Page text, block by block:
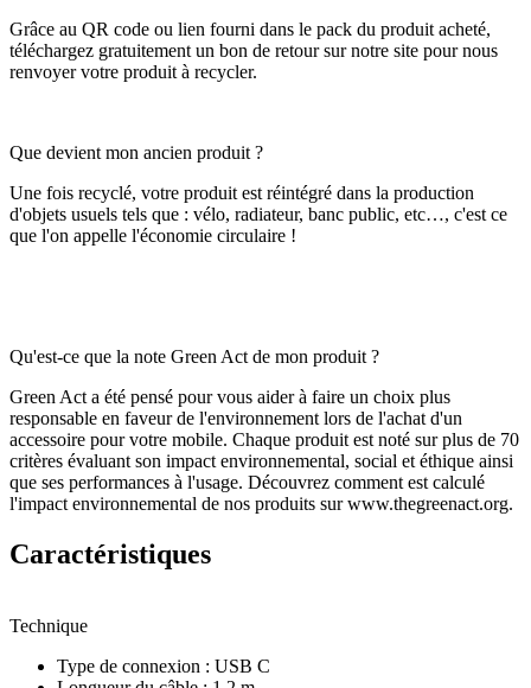
Grâce au QR code ou lien fourni dans le pack du produit acheté,
téléchargez gratuitement un bon de retour sur notre site pour nous
renvoyer votre produit à recycler.
Que devient mon ancien produit ?
Une fois recyclé, votre produit est réintégré dans la production
d'objets usuels tels que : vélo, radiateur, banc public, etc…, c'est ce
que l'on appelle l'économie circulaire !
Qu'est-ce que la note Green Act de mon produit ?
Green Act a été pensé pour vous aider à faire un choix plus
responsable en faveur de l'environnement lors de l'achat d'un
accessoire pour votre mobile. Chaque produit est noté sur plus de 70
critères évaluant son impact environnemental, social et éthique ainsi
que ses performances à l'usage. Découvrez comment est calculé
l'impact environnemental de nos produits sur www.thegreenact.org.
Caractéristiques
Technique
Type de connexion : USB C